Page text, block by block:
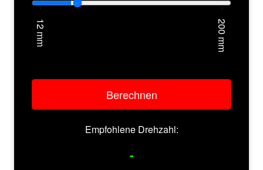
Berechnen
Empfohlene Drehzahl:
-